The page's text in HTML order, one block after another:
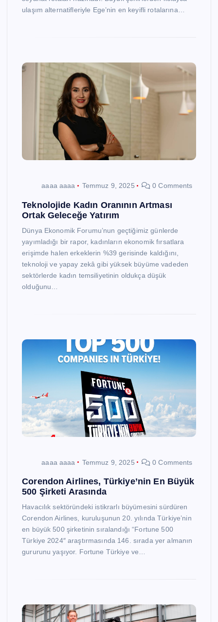
ulaşım alternatifleriyle Ege’nin en keyifli rotalarına…
aaaa aaaa Temmuz 9, 2025 0 Comments
Teknolojide Kadın Oranının Artması
Ortak Geleceğe Yatırım
Dünya Ekonomik Forumu’nun geçtiğimiz günlerde
yayımladığı bir rapor, kadınların ekonomik fırsatlara
erişimde halen erkeklerin %39 gerisinde kaldığını,
teknoloji ve yapay zekâ gibi yüksek büyüme vadeden
sektörlerde kadın temsiliyetinin oldukça düşük
olduğunu…
aaaa aaaa Temmuz 9, 2025 0 Comments
Corendon Airlines, Türkiye’nin En Büyük
500 Şirketi Arasında
Havacılık sektöründeki istikrarlı büyümesini sürdüren
Corendon Airlines, kuruluşunun 20. yılında Türkiye’nin
en büyük 500 şirketinin sıralandığı “Fortune 500
Türkiye 2024″ araştırmasında 146. sırada yer almanın
gururunu yaşıyor. Fortune Türkiye ve…